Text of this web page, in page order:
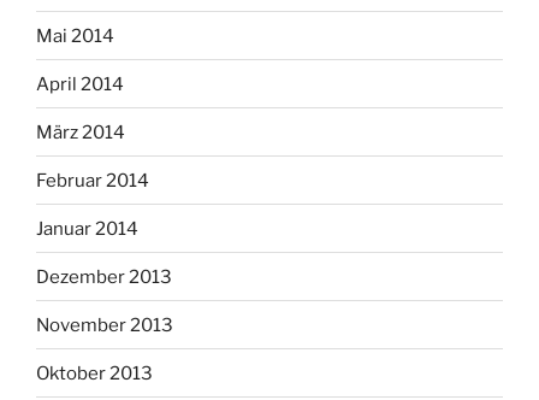
Mai 2014
April 2014
März 2014
Februar 2014
Januar 2014
Dezember 2013
November 2013
Oktober 2013